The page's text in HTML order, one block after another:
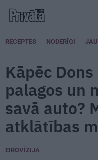
RECEPTES NODERĪGI
Kāpēc
palagos un
savā auto?
atklātības
EIROVĪZIJA